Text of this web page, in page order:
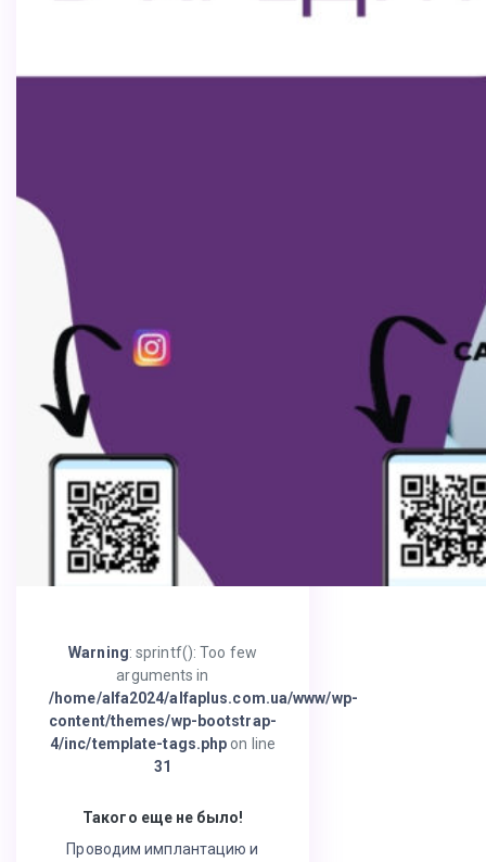
Warning: sprintf(): Too few
arguments in
/home/alfa2024/alfaplus.com.ua/www/wp-
content/themes/wp-bootstrap-
4/inc/template-tags.php on line
31
Такого еще не было!
Проводим имплантацию и